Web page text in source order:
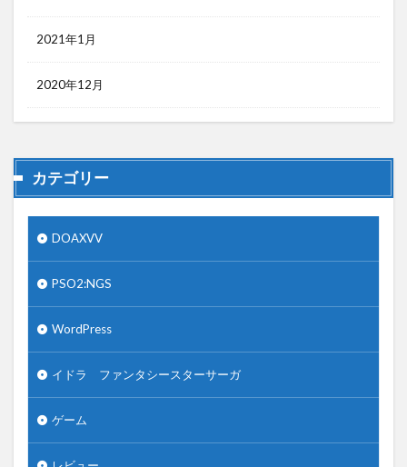
2021年1月
2020年12月
カテゴリー
DOAXVV
PSO2:NGS
WordPress
イドラ ファンタシースターサーガ
ゲーム